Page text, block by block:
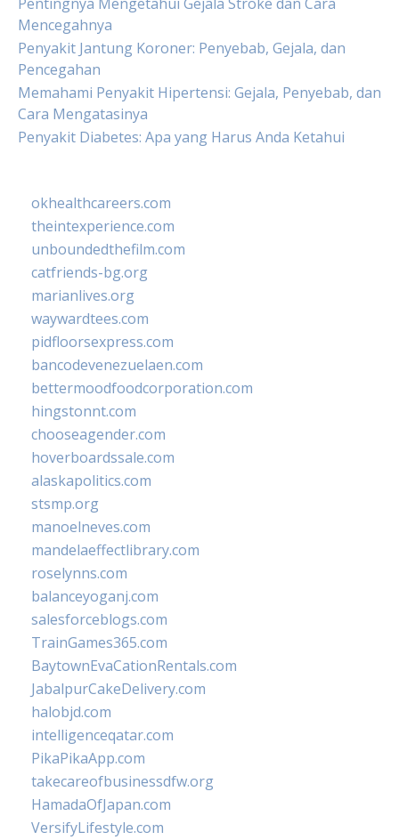
Mencegahnya
Penyakit Jantung Koroner: Penyebab, Gejala, dan
Pencegahan
Memahami Penyakit Hipertensi: Gejala, Penyebab, dan
Cara Mengatasinya
Penyakit Diabetes: Apa yang Harus Anda Ketahui
okhealthcareers.com
theintexperience.com
unboundedthefilm.com
catfriends-bg.org
marianlives.org
waywardtees.com
pidfloorsexpress.com
bancodevenezuelaen.com
bettermoodfoodcorporation.com
hingstonnt.com
chooseagender.com
hoverboardssale.com
alaskapolitics.com
stsmp.org
manoelneves.com
mandelaeffectlibrary.com
roselynns.com
balanceyoganj.com
salesforceblogs.com
TrainGames365.com
BaytownEvaCationRentals.com
JabalpurCakeDelivery.com
halobjd.com
intelligenceqatar.com
PikaPikaApp.com
takecareofbusinessdfw.org
HamadaOfJapan.com
VersifyLifestyle.com